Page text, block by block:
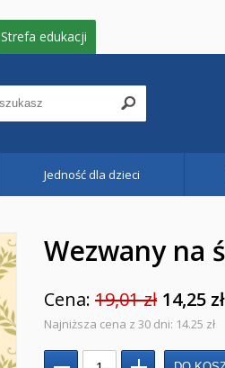
Strefa edukacji
Jedność dla dzieci
Wezwany na
Cena: 19,01 zł 14,25 zł
Najniższa cena z 30 dni: 14.25 zł